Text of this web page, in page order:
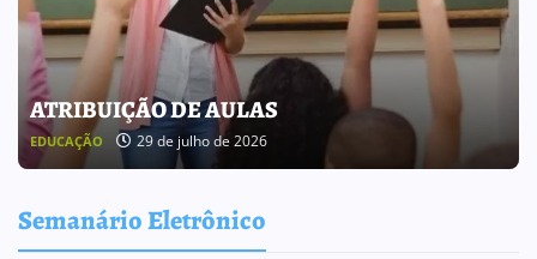
BOLETIM INFORMATIVO 238
BOLETIM INFORMATIVO 25 de julho de 2026
Semanário Eletrônico